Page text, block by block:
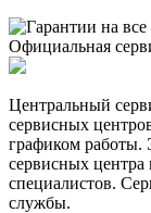
Официальная
Центральный
сервисных
графиком
сервисных
специалистов.
службы.